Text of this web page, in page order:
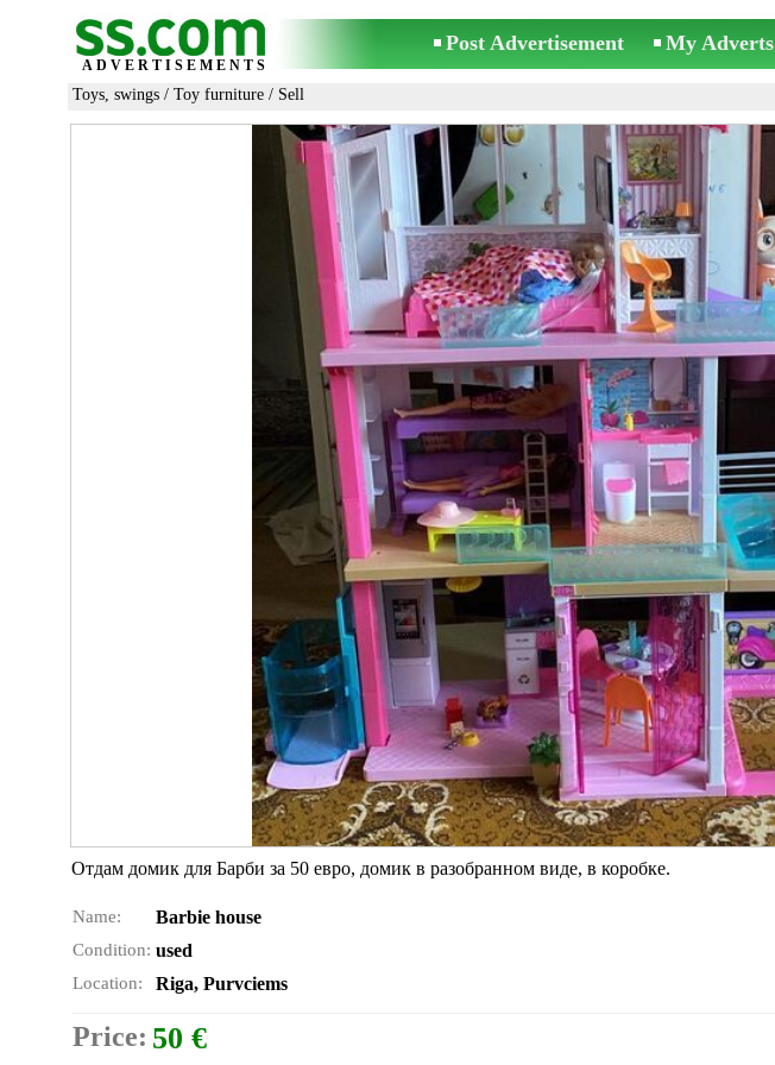
ADVERTISEMENTS
Post Advertisement My Adverts
Toys, swings / Toy furniture / Sell
Отдам домик для Барби за 50 евро, домик в разобранном виде, в коробке.
Name: Barbie house
Condition: used
Location: Riga, Purvciems
Price: 50 €